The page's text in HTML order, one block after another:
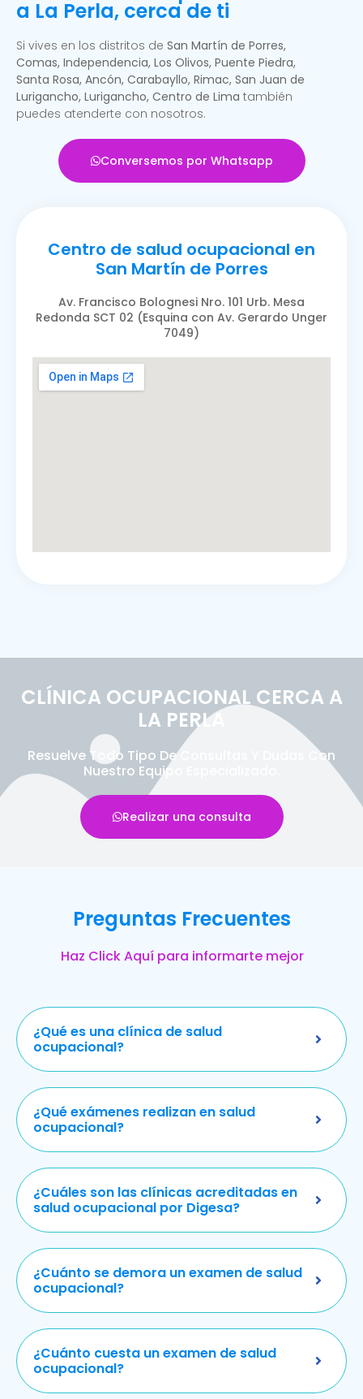
a La Perla, cerca de ti
Si vives en los distritos de San Martín de Porres,
Comas, Independencia, Los Olivos, Puente Piedra,
Santa Rosa, Ancón, Carabayllo, Rimac, San Juan de
Lurigancho, Lurigancho, Centro de Lima también
puedes atenderte con nosotros.
Conversemos por Whatsapp
Centro de salud ocupacional en
San Martín de Porres
Av. Francisco Bolognesi Nro. 101 Urb. Mesa
Redonda SCT 02 (Esquina con Av. Gerardo Unger
7049)
CLÍNICA OCUPACIONAL CERCA A
LA PERLA
Resuelve Todo Tipo De Consultas Y Dudas Con
Nuestro Equipo Especializado.
Realizar una consulta
Preguntas Frecuentes
Haz Click Aquí para informarte mejor
¿Qué es una clínica de salud
ocupacional?
¿Qué exámenes realizan en salud
ocupacional?
¿Cuáles son las clínicas acreditadas en
salud ocupacional por Digesa?
¿Cuánto se demora un examen de salud
ocupacional?
¿Cuánto cuesta un examen de salud
ocupacional?